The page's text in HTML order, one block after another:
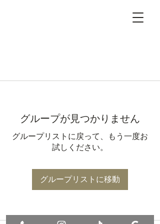
グループが見つかりません
グループリストに戻って、もう一度お
試しください。
グループリストに移動